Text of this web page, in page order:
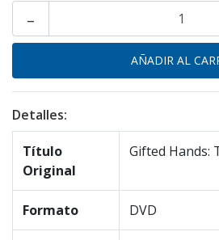
-
Detalles:
Título
Original
Gifted Hands:
Formato DVD